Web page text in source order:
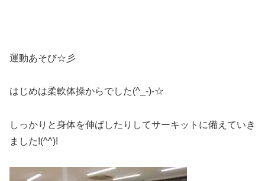
運動あそび☆彡
はじめは柔軟体操からでした(^_-)-☆
しっかりと身体を伸ばしたりしてサーキットに備えていき
ました!(^^)!